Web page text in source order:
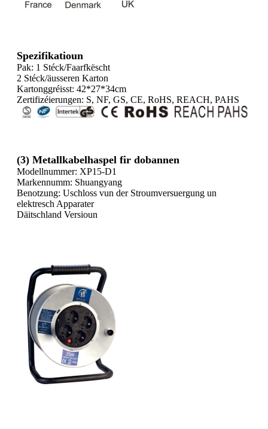
Spezifikatioun
Pak: 1 Stéck/Faarfkëscht
2 Stéck/äusseren Karton
Kartonggréisst: 42*27*34cm
Zertifizéierungen: S, NF, GS, CE, RoHS, REACH, PAHS
(3) Metallkabelhaspel fir dobannen
Modellnummer: XP15-D1
Markennumm: Shuangyang
Benotzung: Uschloss vun der Stroumversuergung un
elektresch Apparater
Däitschland Versioun